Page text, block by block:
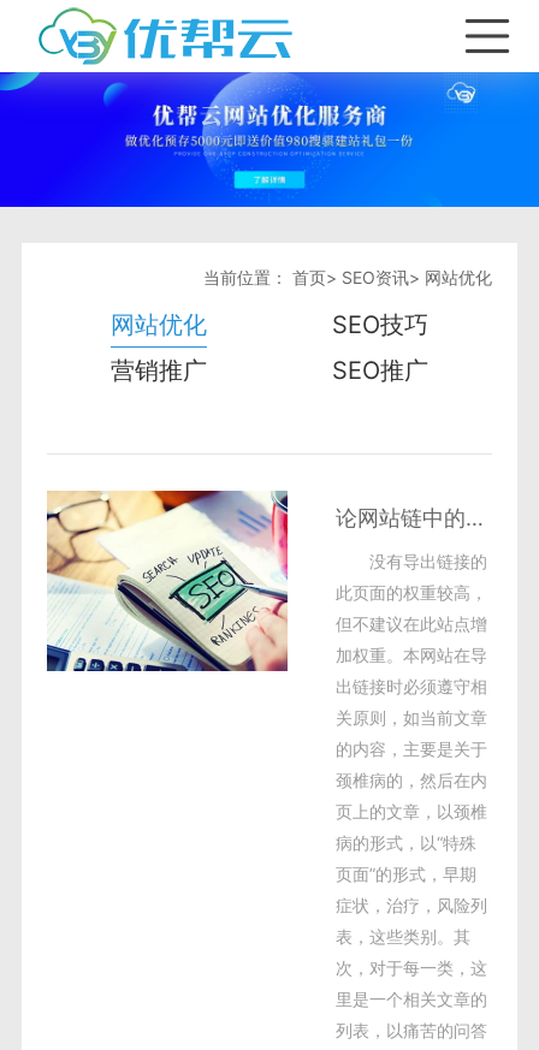
首页
产品与服务
营销推广
SEO建站
当前位置：首页> SEO资讯> 网站优化
网站优化
SEO技巧
营销推广
SEO推广
论网站链中的SEO优化
没有导出链接的
此页面的权重较高，
但不建议在此站点增
加权重。本网站在导
出链接时必须遵守相
关原则，如当前文章
的内容，主要是关于
颈椎病的，然后在内
页上的文章，以颈椎
病的形式，以“特殊
页面”的形式，早期
症状，治疗，风险列
表，这些类别。其
次，对于每一类，这
里是一个相关文章的
列表，以痛苦的问答